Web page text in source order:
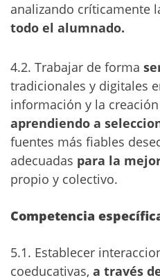
analizando críticamente
todo el alumnado.
4.2. Trabajar de forma
tradicionales y digitales
información y la
aprendiendo a
fuentes más fiables
adecuadas para la
propio y colectivo.
Competencia
5.1. Establecer
coeducativas, a través